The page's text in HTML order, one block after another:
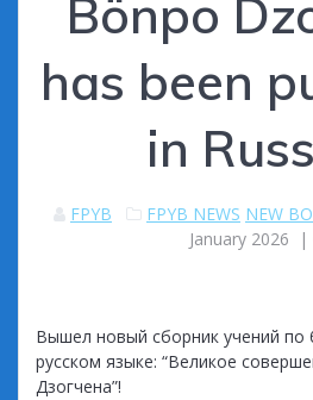
Bönpo
has been
in
FPYB FPYB NEWS NEW
January 2026 |
Вышел новый сборник учений по
русском языке: “Великое
Дзогчена”!